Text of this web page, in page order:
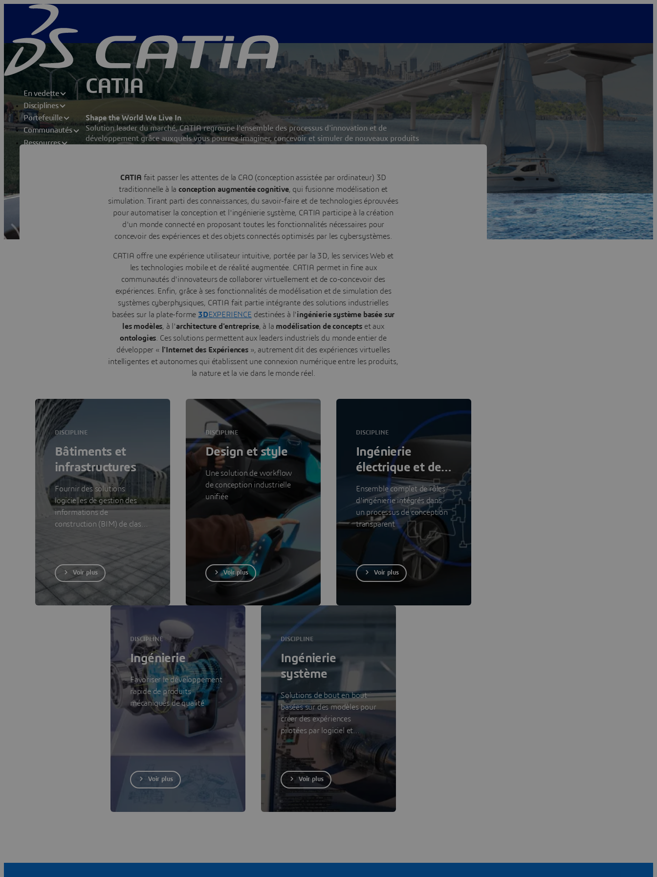
En vedette
Disciplines
Portefeuille
Communautés
Ressources
CATIA
Shape the World We Live In
Solution leader du marché, CATIA regroupe l'ensemble des processus d'innovation et de
développement grâce auxquels vous pourrez imaginer, concevoir et simuler de nouveaux produits
Visiter une communauté d'utilisateurs CATIA
CATIA fait passer les attentes de la CAO (conception assistée par ordinateur) 3D
traditionnelle à laconception augmentée cognitive, qui fusionne modélisation et
simulation. Tirant parti des connaissances, du savoir-faire et de technologies éprouvées
pour automatiser la conception et l'ingénierie système, CATIA participe à la création
d'un monde connecté en proposant toutes les fonctionnalités nécessaires pour
concevoir des expériences et des objets connectés optimisés par les cybersystèmes.
CATIA offre une expérience utilisateur intuitive, portée par la 3D, les services Web et
les technologies mobile et de réalité augmentée. CATIA permet in fine aux
communautés d'innovateurs de collaborer virtuellement et de co-concevoir des
expériences. Enfin, grâce à ses fonctionnalités de modélisation et de simulation des
systèmes cyberphysiques, CATIA fait partie intégrante des solutions industrielles
basées sur la plate-forme 3DEXPERIENCE destinées à l'ingénierie système basée sur
les modèles, à l'architecture d'entreprise, à la modélisation de concepts et aux
ontologies . Ces solutions permettent aux leaders industriels du monde entier de
développer «
l'Internet des Expériences», autrement dit des expériences virtuelles
intelligentes et autonomes qui établissent une connexion numérique entre les produits,
la nature et la vie dans le monde réel.
DISCIPLINE
Bâtiments et
infrastructures
Fournir des solutions
logicielles de gestion des
informations de
construction (BIM) de classe
civils et les entrepreneurs à
toutes les phases du projet
et à tous les métiers.
Voir plus
DISCIPLINE
Design et style
Une solution de workflow
de conception industrielle
unifiée
Voir plus
DISCIPLINE
Ingénierie
électrique et des
fluides
Ensemble complet de rôles
d'ingénierie intégrés dans
un processus de conception
transparent
Voir plus
DISCIPLINE
Ingénierie
Favoriser le développement
rapide de produits
mécaniques de qualité
Voir plus
DISCIPLINE
Ingénierie
système
Solutions de bout en bout
basées sur des modèles pour
créer des expériences
pilotées par logiciel et
mécatronique
Voir plus